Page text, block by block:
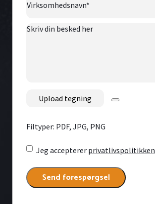
Skriv
Filtyper: PDF, JPG, PNG
Consent*
Jeg accepterer privatlivspolitikken